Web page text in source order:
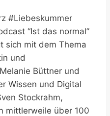
#Liebeskummer
“Ist das normal”
sich mit dem Thema
und
Büttner und
Wissen und Digital
Stockrahm,
mittlerweile über 100